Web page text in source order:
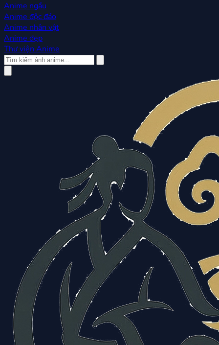
Anime ngầu
Anime độc đáo
Anime nhân vật
Anime đẹp
Thư viện Anime